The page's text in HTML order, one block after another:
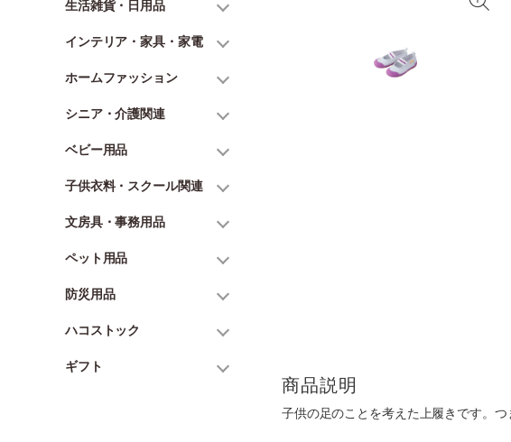
生活雑貨・日用品
インテリア・家具・家電
ホームファッション
シニア・介護関連
ベビー用品
子供衣料・スクール関連
文房具・事務用品
ペット用品
防災用品
ハコストック
ギフト
商品説明
子供の足のことを考えた上履きです。